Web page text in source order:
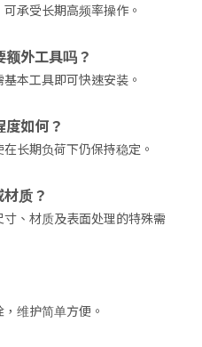
承受长期高频率操作。
外工具吗？
本工具即可快速安装。
如何？
长期负荷下仍保持稳定。
质？
、材质及表面处理的特殊需
维护简单方便。